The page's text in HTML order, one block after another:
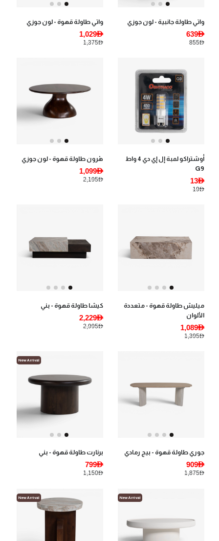
واتي طاولة جانبية - لون جوزي
639AED
855AED
واتي طاولة قهوة - لون جوزي
1,029AED
1,375AED
أوشتراكو لمبة إل إي دي 4 واط
G9
13AED
19AED
هْرون طاولة قهوة - لون جوزي
1,099AED
2,195AED
ميليش طاولة قهوة - متعددة
الألوان
1,089AED
1,395AED
كيشا طاولة قهوة - بني
2,229AED
2,995AED
جوري طاولة قهوة - بيج رمادي
909AED
1,875AED
New Arrival
برنارت طاولة قهوة - بني
799AED
1,150AED
New Arrival
New Arrival